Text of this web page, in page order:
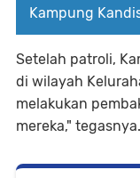
Kampung
Setelah patroli,
di wilayah
melakukan
mereka,"